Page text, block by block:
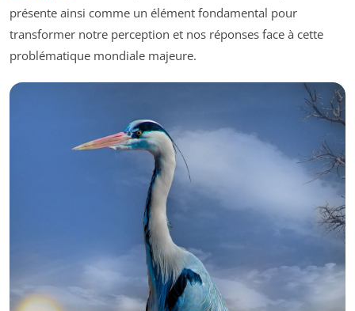
présente ainsi comme un élément fondamental pour
transformer notre perception et nos réponses face à cette
problématique mondiale majeure.